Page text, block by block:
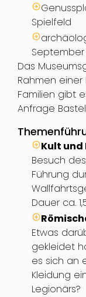
Spielfeld
September
Das
Rahmen
Familien gibt
Anfrage
Kult und
Besuch
Führung
Dauer ca.
Etwas
gekleidet
es sich an
Kleidung
Legionärs?